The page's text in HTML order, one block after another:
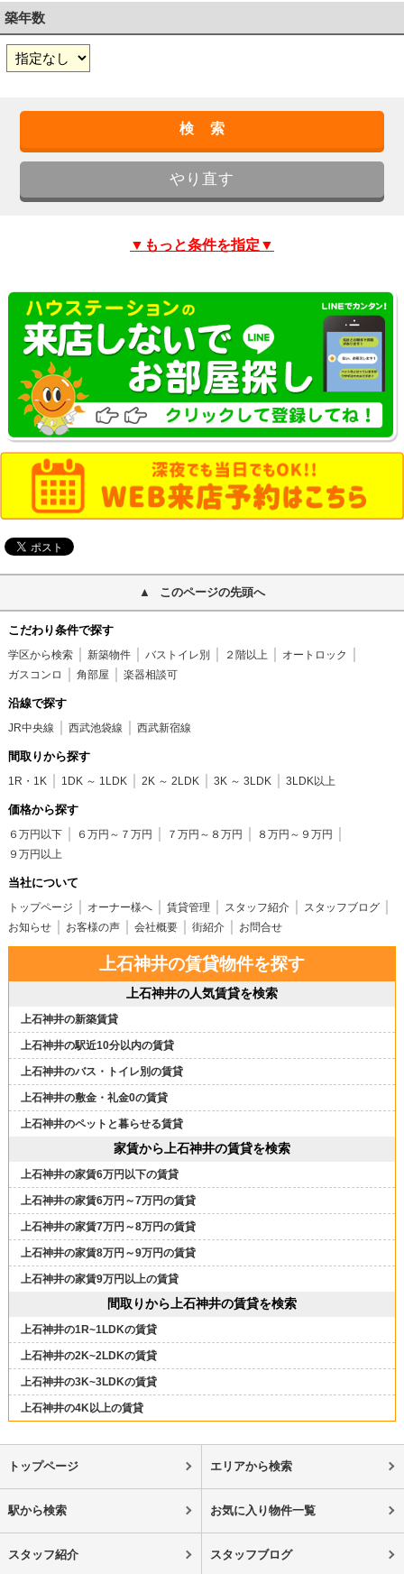
築年数
▼もっと条件を指定▼
このページの先頭へ
こだわり条件で探す
学区から検索 新築物件 バストイレ別 ２階以上
オートロック
ガスコンロ
角部屋 楽器相談可
沿線で探す
JR中央線 西武池袋線 西武新宿線
間取りから探す
1R・1K 1DK ～ 1LDK 2K ～ 2LDK 3K ～ 3LDK 3LDK以上
価格から探す
６万円以下 ６万円～７万円 ７万円～８万円
８万円～９万円
９万円以上
当社について
トップページ オーナー様へ 賃貸管理 スタッフ紹介
スタッフブログ
お知らせ
お客様の声 会社概要 街紹介 お問合せ
上石神井の賃貸物件を探す
上石神井の人気賃貸を検索
上石神井の新築賃貸
上石神井の駅近10分以内の賃貸
上石神井のバス・トイレ別の賃貸
上石神井の敷金・礼金0の賃貸
上石神井のペットと暮らせる賃貸
家賃から上石神井の賃貸を検索
上石神井の家賃6万円以下の賃貸
上石神井の家賃6万円～7万円の賃貸
上石神井の家賃7万円～8万円の賃貸
上石神井の家賃8万円～9万円の賃貸
上石神井の家賃9万円以上の賃貸
間取りから上石神井の賃貸を検索
上石神井の1R~1LDKの賃貸
上石神井の2K~2LDKの賃貸
上石神井の3K~3LDKの賃貸
上石神井の4K以上の賃貸
トップページ エリアから検索
駅から検索 お気に入り物件一覧
スタッフ紹介 スタッフブログ